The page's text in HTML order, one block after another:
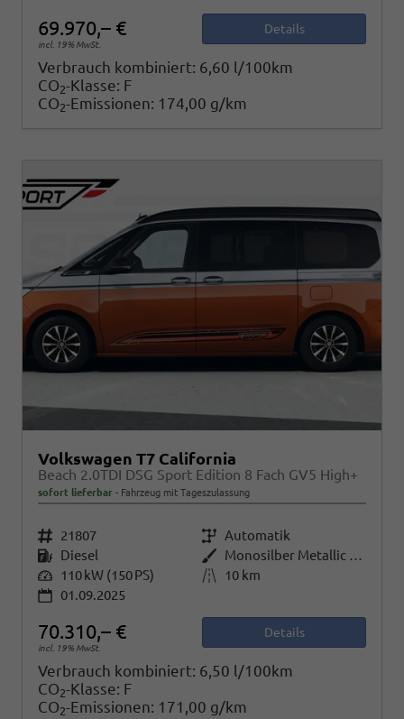
69.970,– €
incl. 19% MwSt.
Details
Verbrauch kombiniert: 6,60 l/100km
CO2-Klasse: F
CO2-Emissionen: 174,00 g/km
Volkswagen T7 California
Beach 2.0TDI DSG Sport Edition 8 Fach GV5 High+
sofort lieferbar Fahrzeug mit Tageszulassung
Fahrzeugnr. 21807 Getriebe Automatik
Kraftstoff Diesel Außenfarbe
Monosilber Metallic / Energeticorange Metallic Dach Schwarz
Leistung 110 kW (150 PS) Kilometerstand
10 km
01.09.2025
70.310,– €
incl. 19% MwSt.
Details
Verbrauch kombiniert: 6,50 l/100km
CO2-Klasse: F
CO2-Emissionen: 171,00 g/km